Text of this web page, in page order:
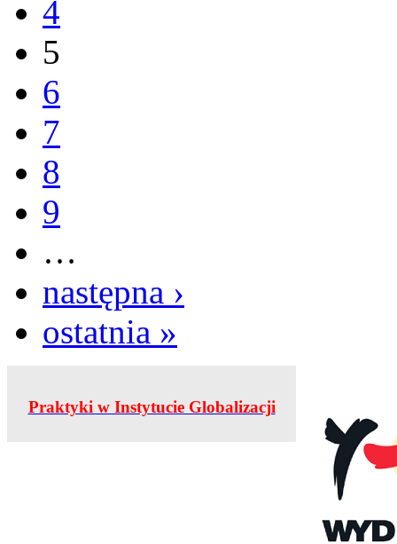
4
5
6
7
8
9
…
następna ›
ostatnia »
Praktyki w Instytucie Globalizacji